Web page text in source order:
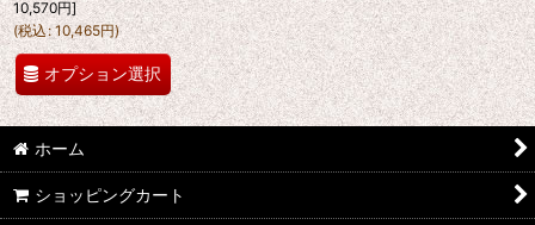
10,570円]
(税込: 10,465円)
オプション選択
ホーム
ショッピングカート